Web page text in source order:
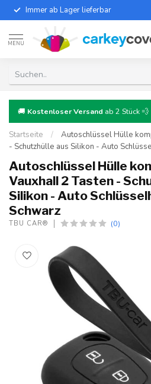
Immer ab Lager lieferbar
MENU
🚚 Kostenloser Versand ab 2 Stück 💨
Startseite /
Autoschlüssel Hülle
- Schutzhülle aus Silikon - Auto
Autoschlüssel Hülle
Vauxhall 2 Tasten -
Silikon - Auto
Schwarz
TBU CAR® (0)